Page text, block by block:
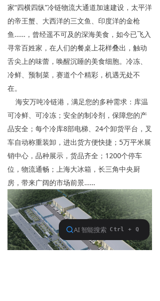
家“四横四纵”冷链物流大通道加速建设，太平洋
的帝王蟹、大西洋的三文鱼、印度洋的金枪
鱼……，曾经遥不可及的深海美食，如今已飞入
寻常百姓家，在人们的餐桌上花样叠出，触动
舌尖上的味蕾，唤醒沉睡的美食细胞。冷冻、
冷鲜、预制菜，赛道个个精彩，机遇无处不
在。
海安万吨冷链港，满足您的多种需求：库温
可冷鲜、可冷冻；安全的制冷剂，保障您的产
品安全；每个冷库8部电梯、24个卸货平台，叉
车自动称重装卸，进出货方便快捷；5万平米展
销中心，品种展示，货品齐全；1200个停车
位，物流通畅；上海大冰箱，长三角中央厨
房，带来广阔的市场前景……